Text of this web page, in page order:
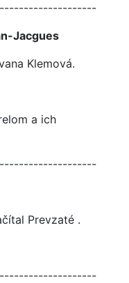
Jacgues
Klemová.
a ich
Prevzaté .